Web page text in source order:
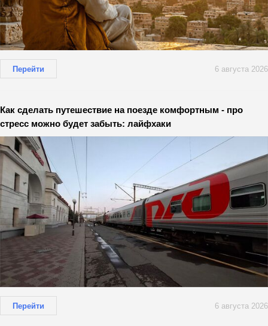
Перейти 6 августа 2026
Как сделать путешествие на поезде комфортным - про
стресс можно будет забыть: лайфхаки
Перейти 6 августа 2026